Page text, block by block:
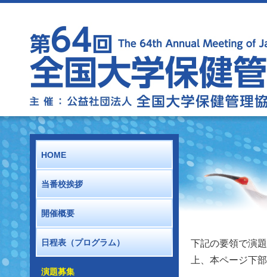
下記の要領で演
上、本ページ下
HOME
当番校挨拶
開催概要
日程表（プログラム）
演題募集